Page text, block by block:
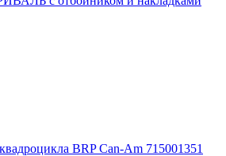
BRP Can-Am 715001351